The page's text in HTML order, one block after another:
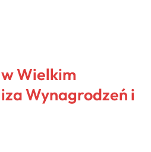
Wielkim
Wynagrodzeń i